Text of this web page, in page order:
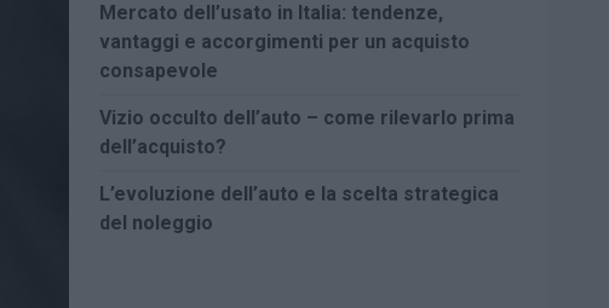
Mercato dell’usato in Italia: tendenze,
vantaggi e accorgimenti per un acquisto
consapevole
Vizio occulto dell’auto – come rilevarlo prima
dell’acquisto?
L’evoluzione dell’auto e la scelta strategica
del noleggio